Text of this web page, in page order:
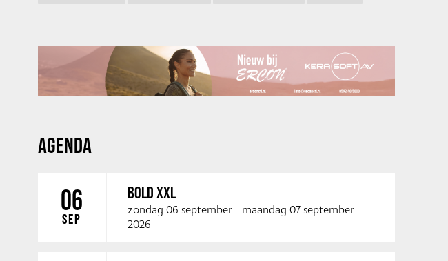
AGENDA
06
SEP
BOLD XXL
zondag 06 september - maandag 07 september
2026